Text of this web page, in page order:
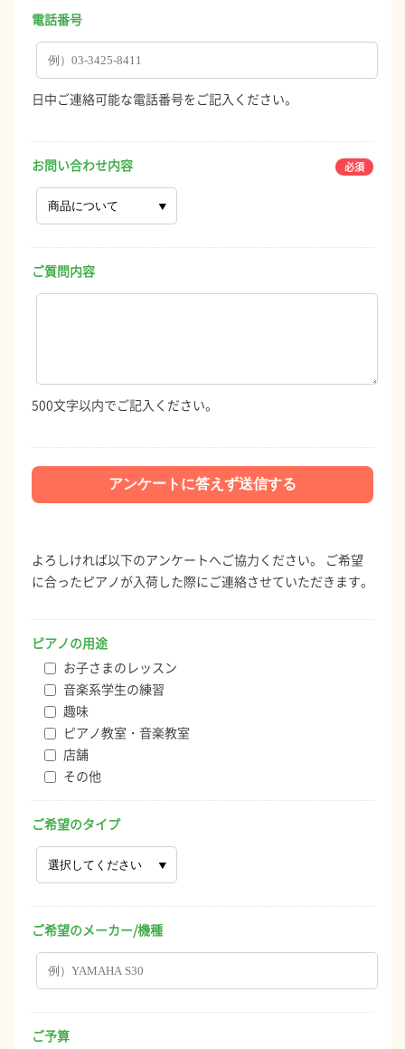
電話番号
日中ご連絡可能な電話番号をご記入ください。
お問い合わせ内容
ご質問内容
500文字以内でご記入ください。
よろしければ以下のアンケートへご協力ください。 ご希望
に合ったピアノが入荷した際にご連絡させていただきます。
ピアノの用途
お子さまのレッスン
音楽系学生の練習
趣味
ピアノ教室・音楽教室
店舗
その他
ご希望のタイプ
ご希望のメーカー/機種
ご予算